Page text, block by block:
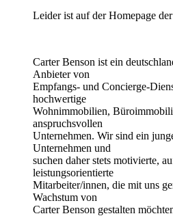
Leider ist auf der Homepage
Carter Benson ist ein
Anbieter von
Empfangs- und Concierge-
hochwertige
Wohnimmobilien,
anspruchsvollen
Unternehmen. Wir sind ein
Unternehmen und
suchen daher stets motivierte,
leistungsorientierte
Mitarbeiter/innen, die mit uns
Wachstum von
Carter Benson gestalten